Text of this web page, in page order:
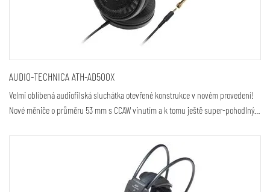
AUDIO-TECHNICA ATH-AD500X
Velmi oblíbená audiofilská sluchátka otevřené konstrukce v novém provedení!
Nové měniče o průměru 53 mm s CCAW vinutím a k tomu ještě super-pohodlný…